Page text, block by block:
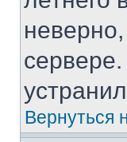
Вернуться